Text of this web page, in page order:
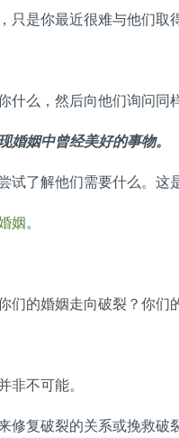
是你最近很难与他们取
么，然后向他们询问同
婚姻中曾经美好的事物。
了解他们需要什么。这
姻。
的婚姻走向破裂？你
非不可能。
复破裂的关系或挽救破